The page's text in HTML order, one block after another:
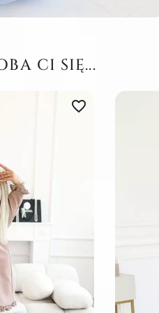
CI SIĘ...
favorite_border